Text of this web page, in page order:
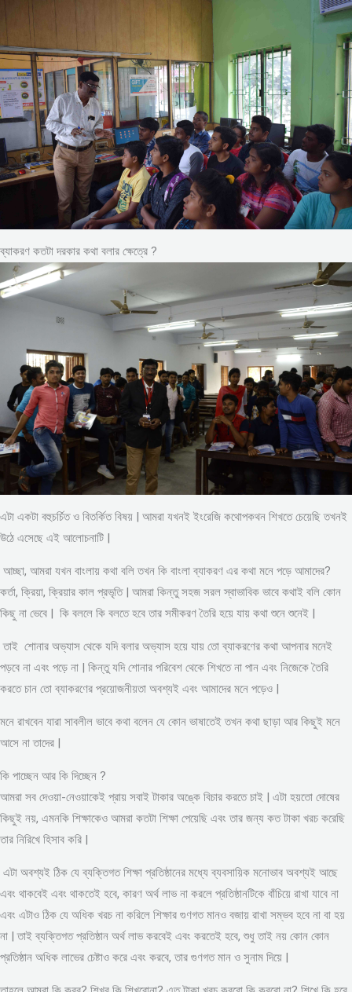
ব্যাকরণ কতটা দরকার কথা বলার ক্ষেত্রে ?
এটা একটা বহুচর্চিত ও বিতর্কিত বিষয় | আমরা যখনই ইংরেজি কথোপকথন শিখতে চেয়েছি তখনই
উঠে এসেছে এই আলোচনাটি |
আচ্ছা, আমরা যখন বাংলায় কথা বলি তখন কি বাংলা ব্যাকরণ এর কথা মনে পড়ে আমাদের?
কর্তা, ক্রিয়া, ক্রিয়ার কাল প্রভৃতি | আমরা কিন্তু সহজ সরল স্বাভাবিক ভাবে কথাই বলি কোন
কিছু না ভেবে | কি বললে কি বলতে হবে তার সমীকরণ তৈরি হয়ে যায় কথা শুনে শুনেই |
তাই শোনার অভ্যাস থেকে যদি বলার অভ্যাস হয়ে যায় তো ব্যাকরণের কথা আপনার মনেই
পড়বে না এবং পড়ে না | কিন্তু যদি শোনার পরিবেশ থেকে শিখতে না পান এবং নিজেকে তৈরি
করতে চান তো ব্যাকরণের প্রয়োজনীয়তা অবশ্যই এবং আমাদের মনে পড়েও |
মনে রাখবেন যারা সাবলীল ভাবে কথা বলেন যে কোন ভাষাতেই তখন কথা ছাড়া আর কিছুই মনে
আসে না তাদের |
কি পাচ্ছেন আর কি দিচ্ছেন ?
আমরা সব দেওয়া-নেওয়াকেই প্রায় সবাই টাকার অঙ্কে বিচার করতে চাই | এটা হয়তো দোষের
কিছুই নয়, এমনকি শিক্ষাকেও আমরা কতটা শিক্ষা পেয়েছি এবং তার জন্য কত টাকা খরচ করেছি
তার নিরিখে হিসাব করি |
এটা অবশ্যই ঠিক যে ব্যক্তিগত শিক্ষা প্রতিষ্ঠানের মধ্যে ব্যবসায়িক মনোভাব অবশ্যই আছে
এবং থাকবেই এবং থাকতেই হবে, কারণ অর্থ লাভ না করলে প্রতিষ্ঠানটিকে বাঁচিয়ে রাখা যাবে না
এবং এটাও ঠিক যে অধিক খরচ না করিলে শিক্ষার গুণগত মানও বজায় রাখা সম্ভব হবে না বা হয়
না | তাই ব্যক্তিগত প্রতিষ্ঠান অর্থ লাভ করবেই এবং করতেই হবে, শুধু তাই নয় কোন কোন
প্রতিষ্ঠান অধিক লাভের চেষ্টাও করে এবং করবে, তার গুণগত মান ও সুনাম দিয়ে |